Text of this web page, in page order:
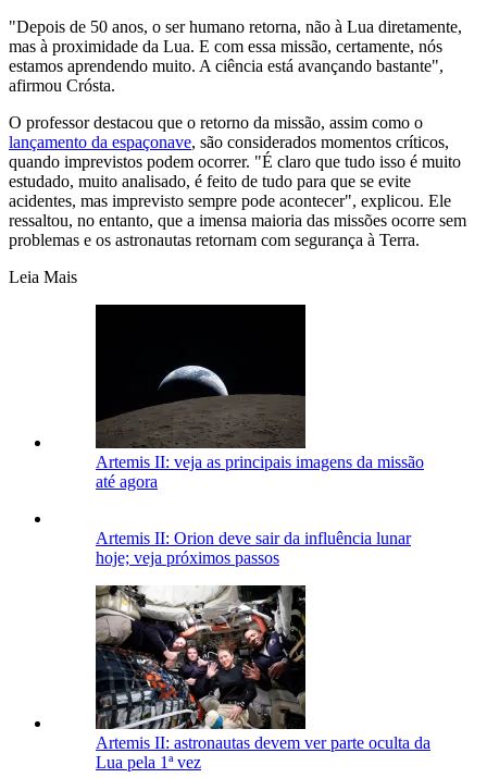
"Depois de 50 anos, o ser humano retorna, não à Lua diretamente,
mas à proximidade da Lua. E com essa missão, certamente, nós
estamos aprendendo muito. A ciência está avançando bastante",
afirmou Crósta.
O professor destacou que o retorno da missão, assim como o
lançamento da espaçonave, são considerados momentos críticos,
quando imprevistos podem ocorrer. "É claro que tudo isso é muito
estudado, muito analisado, é feito de tudo para que se evite
acidentes, mas imprevisto sempre pode acontecer", explicou. Ele
ressaltou, no entanto, que a imensa maioria das missões ocorre sem
problemas e os astronautas retornam com segurança à Terra.
Leia Mais
Artemis II: veja as principais imagens da missão
até agora
Artemis II: Orion deve sair da influência lunar
hoje; veja próximos passos
Artemis II: astronautas devem ver parte oculta da
Lua pela 1ª vez